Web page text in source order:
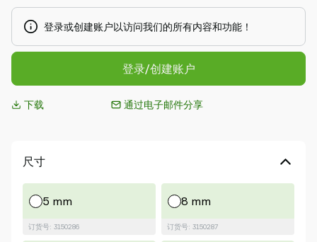
登录或创建账户以访问我们的所有内容和功能！
登录/创建账户
下载 通过电子邮件分享
尺寸
5 mm
订货号: 3150286
8 mm
订货号: 3150287
寻
找
合
Old